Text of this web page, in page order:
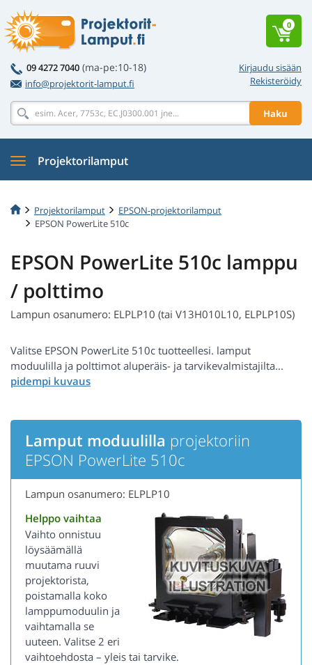
Kirjaudu sisään
Rekisteröidy
09 4272 7040 (ma-pe:10-18)
info@projektorit-lamput.fi
Haku
0
Projektorilamput
Projektorilamput
EPSON-projektorilamput
EPSON PowerLite 510c
EPSON PowerLite 510c lamppu
/ polttimo
Lampun osanumero: ELPLP10 (tai V13H010L10, ELPLP10S)
Valitse EPSON PowerLite 510c tuotteellesi. lamput
moduulilla ja polttimot aluperäis- ja tarvikevalmistajilta...
Lamput moduulilla projektoriin
EPSON PowerLite 510c
Lampun osanumero: ELPLP10
Helppo vaihtaa
Vaihto onnistuu
löysäämällä
muutama ruuvi
projektorista,
poistamalla koko
lamppumoduulin ja
vaihtamalla se
uuteen. Valitse 2 eri
vaihtoehdosta – yleis tai tarvike.